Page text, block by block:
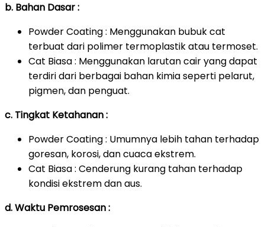
b. Bahan Dasar :
Powder Coating : Menggunakan bubuk cat
terbuat dari polimer termoplastik atau termoset.
Cat Biasa : Menggunakan larutan cair yang dapat
terdiri dari berbagai bahan kimia seperti pelarut,
pigmen, dan penguat.
c. Tingkat Ketahanan :
Powder Coating : Umumnya lebih tahan terhadap
goresan, korosi, dan cuaca ekstrem.
Cat Biasa : Cenderung kurang tahan terhadap
kondisi ekstrem dan aus.
d. Waktu Pemrosesan :